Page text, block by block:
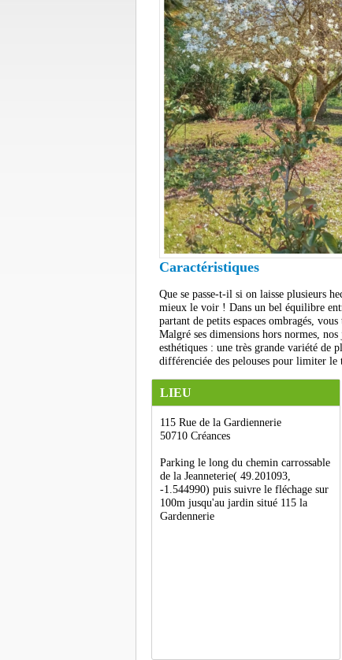
Caractéristiques
Que se passe-t-il si on laisse plusieurs
mieux le voir ! Dans un bel équilibre
partant de petits espaces ombragés,
Malgré ses dimensions hors normes,
esthétiques : une très grande variété de
différenciée des pelouses pour limiter le
LIEU
115 Rue de la Gardiennerie
50710 Créances
Parking le long du chemin carrossable
de la Jeanneterie( 49.201093,
-1.544990) puis suivre le fléchage sur
100m jusqu'au jardin situé 115 la
Gardennerie